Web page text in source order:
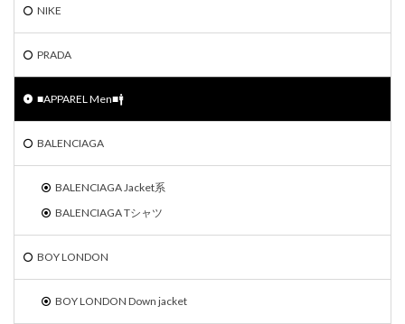
NIKE
PRADA
■APPAREL Men■🚹
BALENCIAGA
BALENCIAGA Jacket系
BALENCIAGA Tシャツ
BOY LONDON
BOY LONDON Down jacket